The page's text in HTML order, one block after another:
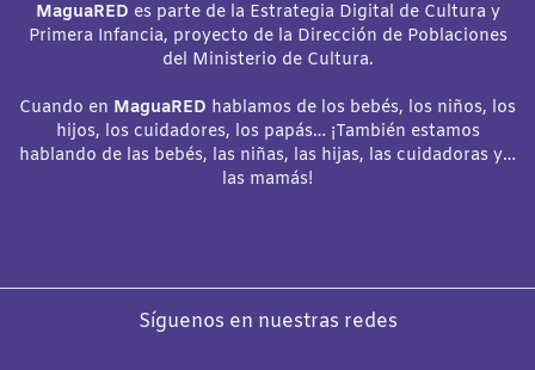
MaguaRED es parte de la Estrategia Digital de Cultura y
Primera Infancia, proyecto de la Dirección de Poblaciones
del Ministerio de Cultura.
Cuando en MaguaRED hablamos de los bebés, los niños, los
hijos, los cuidadores, los papás… ¡También estamos
hablando de las bebés, las niñas, las hijas, las cuidadoras y…
las mamás!
Síguenos en nuestras redes